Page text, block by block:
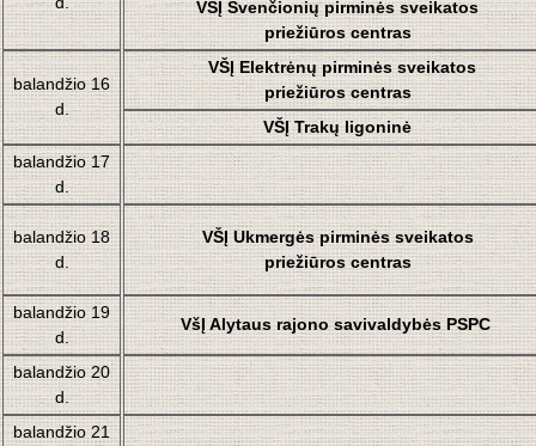
VŠĮ Švenčionių pirminės sveikatos
priežiūros centras
balandžio 16
d.
VŠĮ Elektrėnų pirminės sveikatos
priežiūros centras
VŠĮ Trakų ligoninė
balandžio 17
d.
balandžio 18
d.
VŠĮ Ukmergės pirminės sveikatos
priežiūros centras
balandžio 19
d.
VšĮ Alytaus rajono savivaldybės PSPC
balandžio 20
d.
balandžio 21